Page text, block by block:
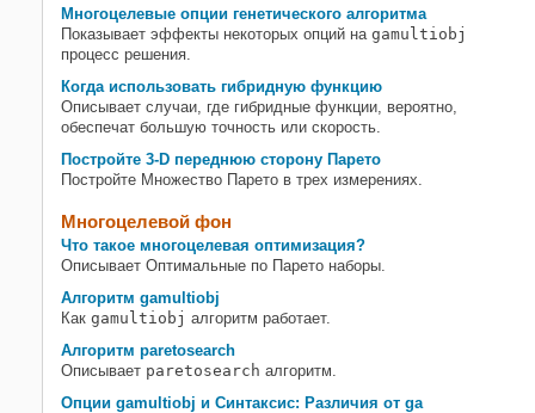
Многоцелевые опции генетического алгоритма
Показывает эффекты некоторых опций на gamultiobj
процесс решения.
Когда использовать гибридную функцию
Описывает случаи, где гибридные функции, вероятно,
обеспечат большую точность или скорость.
Постройте 3-D переднюю сторону Парето
Постройте Множество Парето в трех измерениях.
Многоцелевой фон
Что такое многоцелевая оптимизация?
Описывает Оптимальные по Парето наборы.
Алгоритм gamultiobj
Как gamultiobj алгоритм работает.
Алгоритм paretosearch
Описывает paretosearch алгоритм.
Опции gamultiobj и Синтаксис: Различия от ga